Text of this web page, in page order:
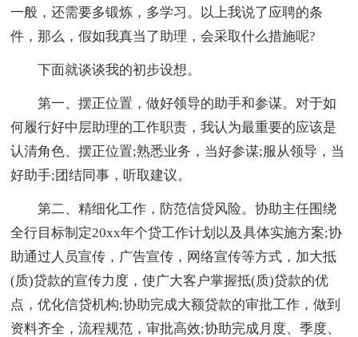
一般，还需要多锻炼，多学习。以上我说了应聘的条
件，那么，假如我真当了助理，会采取什么措施呢?
下面就谈谈我的初步设想。
第一、摆正位置，做好领导的助手和参谋。对于如
何履行好中层助理的工作职责，我认为最重要的应该是
认清角色、摆正位置;熟悉业务，当好参谋;服从领导，当
好助手;团结同事，听取建议。
第二、精细化工作，防范信贷风险。协助主任围绕
全行目标制定20xx年个贷工作计划以及具体实施方案;协
助通过人员宣传，广告宣传，网络宣传等方式，加大抵
(质)贷款的宣传力度，使广大客户掌握抵(质)贷款的优
点，优化信贷机构;协助完成大额贷款的审批工作，做到
资料齐全，流程规范，审批高效;协助完成月度、季度、